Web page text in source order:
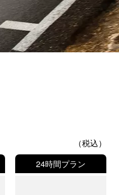
（税込）
24時間プラン